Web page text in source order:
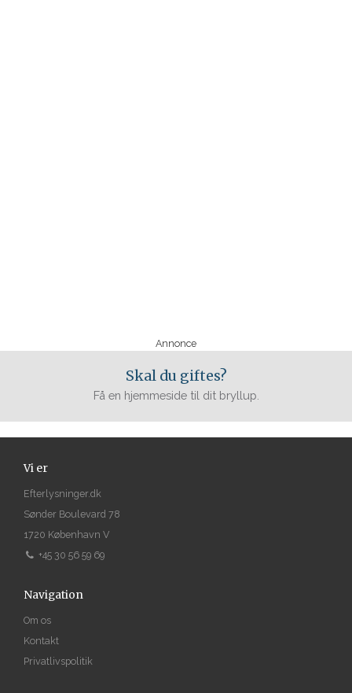
Annonce
Skal du giftes?
Få en hjemmeside til dit bryllup.
Vi er
Efterlysninger.dk
Sønder Boulevard 78
1720 København V
+45 30 56 59 69
Navigation
Om os
Kontakt
Privatlivspolitik